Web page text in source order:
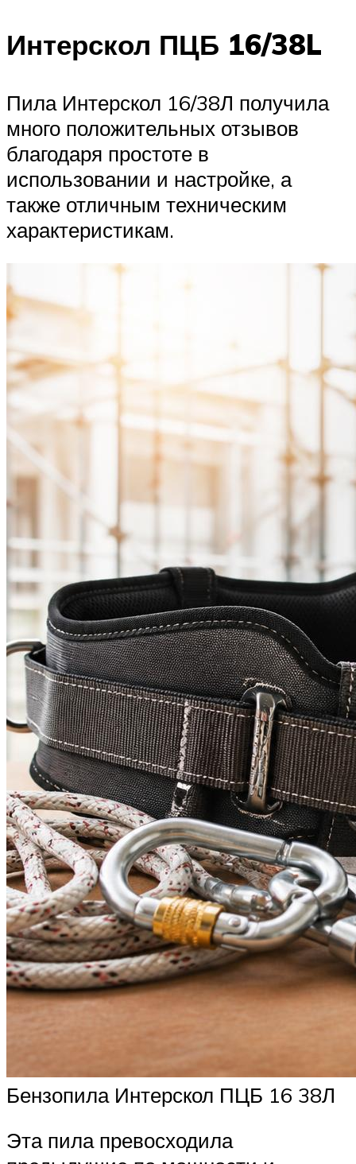
Интерскол ПЦБ 16/38L
Пила Интерскол 16/38Л получила
много положительных отзывов
благодаря простоте в
использовании и настройке, а
также отличным техническим
характеристикам.
Бензопила Интерскол ПЦБ 16 38Л
Эта пила превосходила